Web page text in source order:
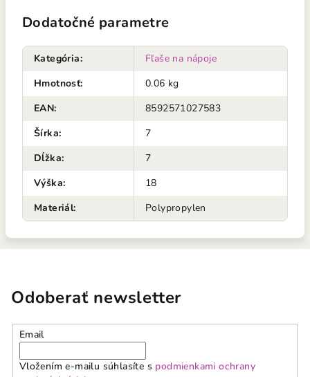
Dodatočné parametre
Kategória:
Fľaše na nápoje
Hmotnosť:
0.06 kg
EAN:
8592571027583
Šírka:
7
Dĺžka:
7
Výška:
18
Materiál: Polypropylen
Odoberať newsletter
Email
Vložením e-mailu súhlasíte s podmienkami ochrany